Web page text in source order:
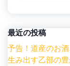
最近の投稿
予告！道産のお
生み出す乙部の